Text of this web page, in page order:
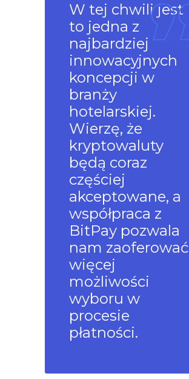
W tej chwili jest
to jedna z
najbardziej
innowacyjnych
koncepcji w
branży
hotelarskiej.
Wierzę, że
kryptowaluty
będą coraz
częściej
akceptowane, a
współpraca z
BitPay pozwala
nam zaoferować
więcej
możliwości
wyboru w
procesie
płatności.